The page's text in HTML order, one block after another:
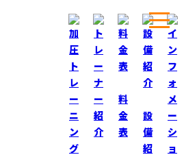
料
金
表
設
備
紹